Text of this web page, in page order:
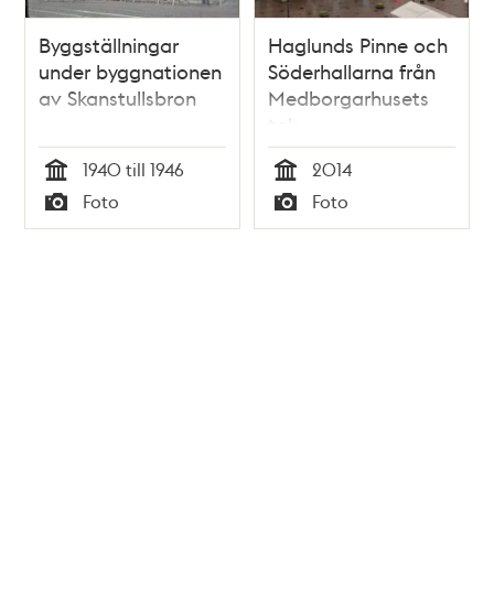
Byggställningar
under byggnationen
av Skanstullsbron
Tid
1940 till 1946
Typ
Foto
Haglunds Pinne och
Söderhallarna från
Medborgarhusets
tak.
Tid
2014
Typ
Foto